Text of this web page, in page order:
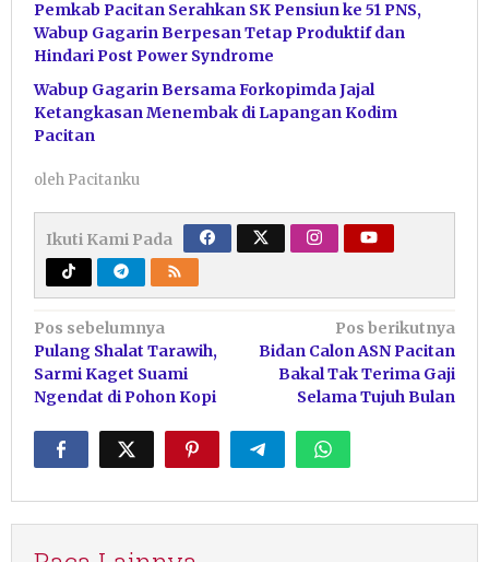
Pemkab Pacitan Serahkan SK Pensiun ke 51 PNS,
Wabup Gagarin Berpesan Tetap Produktif dan
Hindari Post Power Syndrome
Wabup Gagarin Bersama Forkopimda Jajal
Ketangkasan Menembak di Lapangan Kodim
Pacitan
oleh Pacitanku
Ikuti Kami Pada
Navigasi
pos
Pos sebelumnya
Pulang Shalat Tarawih,
Sarmi Kaget Suami
Ngendat di Pohon Kopi
Pos berikutnya
Bidan Calon ASN Pacitan
Bakal Tak Terima Gaji
Selama Tujuh Bulan